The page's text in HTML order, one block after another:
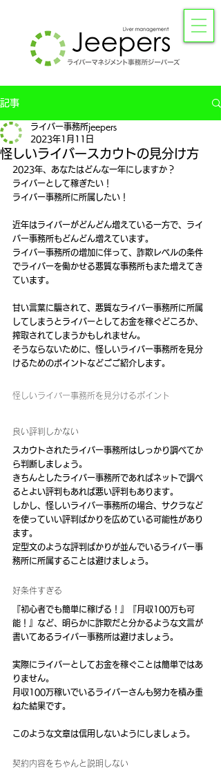
記事
怪しいライバースカウトの見分け方
ライバー事務所jeepers
2023年1月11日
2023年、あなたはどんな一年にしますか？
ライバーとして稼ぎたい！
ライバー事務所に所属したい！
近年はライバーがどんどん増えている一方で、ライ
バー事務所もどんどん増えています。
ライバー事務所の増加に伴って、詐欺レベルの条件
でライバーを働かせる悪質な事務所もまた増えてき
ています。
甘い言葉に騙されて、悪質なライバー事務所に所属
してしまうとライバーとしてお金を稼ぐどころか、
搾取されてしまうかもしれません。
そうならないために、怪しいライバー事務所を見分
けるためのポイントなどごご紹介します。
怪しいライバー事務所を見分けるポイント
良い評判しかない
スカウトされたライバー事務所はしっかり調べてか
ら判断しましょう。
きちんとしたライバー事務所であればネットで調べ
るとよい評判もあれば悪い評判もあります。
しかし、怪しいライバー事務所の場合、サクラなど
を使っていい評判ばかりを広めている可能性があり
ます。
定型文のような評判ばかりが並んでいるライバー事
務所に所属することは避けましょう。
好条件すぎる
『初心者でも簡単に稼げる！』『月収100万も可
能！』など、明らかに詐欺だと分かるような文言が
書いてあるライバー事務所は避けましょう。
実際にライバーとしてお金を稼ぐことは簡単ではあ
りません。
月収100万稼いでいるライバーさんも努力を積み重
ねた結果です。
このような文章は信用しないようにしましょう。
契約内容をちゃんと説明しない